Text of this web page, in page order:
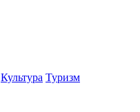
Культура Туризм